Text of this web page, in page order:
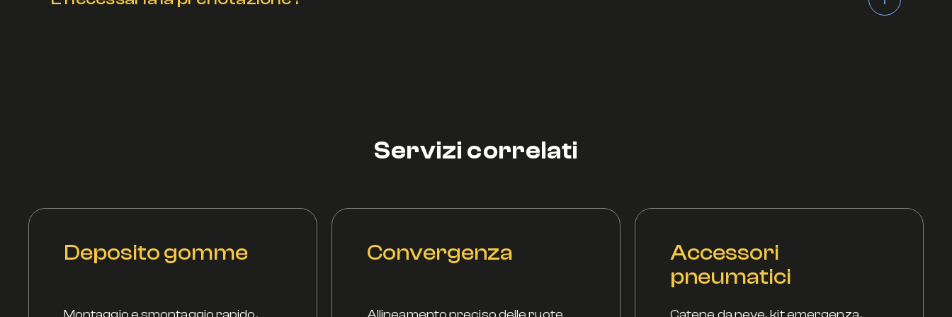
Servizi correlati
Deposito gomme Convergenza
Accessori
pneumatici